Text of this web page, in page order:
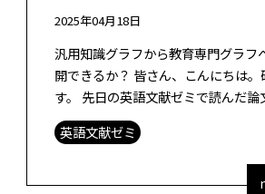
2025年04月18日
汎用知識グラフから教育専門グラフ
開できるか？ 皆さん、こんにちは
す。 先日の英語文献ゼミで読んだ論
の内容と私の感想を交えて紹介した
英語文献ゼミ